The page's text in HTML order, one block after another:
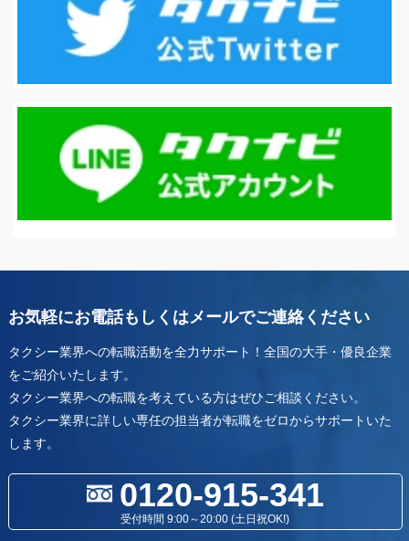
お気軽にお電話もしくはメールでご連絡ください
タクシー業界への転職活動を全力サポート！全国の大手・優良企業
をご紹介いたします。
タクシー業界への転職を考えている方はぜひご相談ください。
タクシー業界に詳しい専任の担当者が転職をゼロからサポートいた
します。
0120-915-341
受付時間 9:00～20:00 (土日祝OK!)